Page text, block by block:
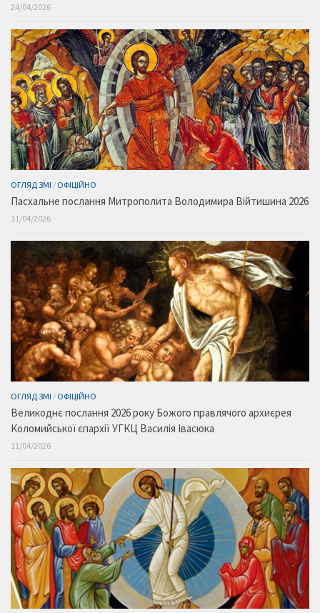
24/04/2026
ОГЛЯД ЗМІ / ОФІЦІЙНО
Пасхальне послання Митрополита Володимира Війтишина 2026
11/04/2026
ОГЛЯД ЗМІ / ОФІЦІЙНО
Великоднє послання 2026 року Божого правлячого архиєрея
Коломийської єпархії УГКЦ Василія Івасюка
11/04/2026